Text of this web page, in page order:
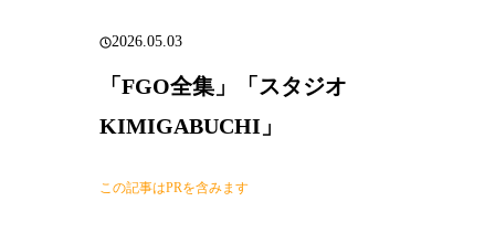
2026.05.03
「FGO全集」「スタジオ
KIMIGABUCHI」
この記事はPRを含みます